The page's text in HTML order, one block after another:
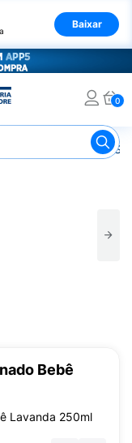
Baixar
0
Sabonete Infantil
Bebê
Lavanda 250ml